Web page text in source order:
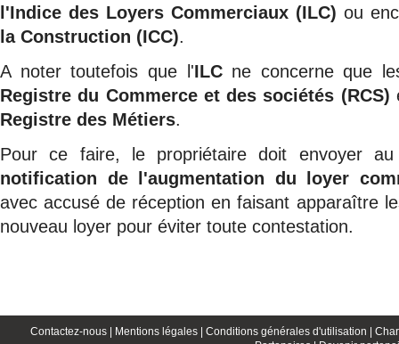
l'Indice des Loyers Commerciaux (ILC) ou
la Construction (ICC).
A noter toutefois que l'ILCne concerne que
Registre du Commerce et des sociétés (RCS)
Registre des Métiers.
Pour ce faire, le propriétaire doit envoyer
notification de l'augmentation du loyer
avec accusé de réception en faisant apparaître
nouveau loyer pour éviter toute contestation.
Contactez-nous | Mentions légales | Conditions générales d'utilisation |